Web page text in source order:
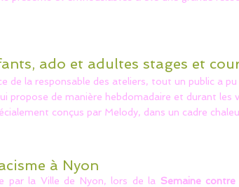
ado et adultes stages et
de la responsable des ateliers, tout un public a
propose de manière hebdomadaire et durant les
conçus par Melody, dans un cadre
à Nyon
par la Ville de Nyon, lors de la Semaine contre